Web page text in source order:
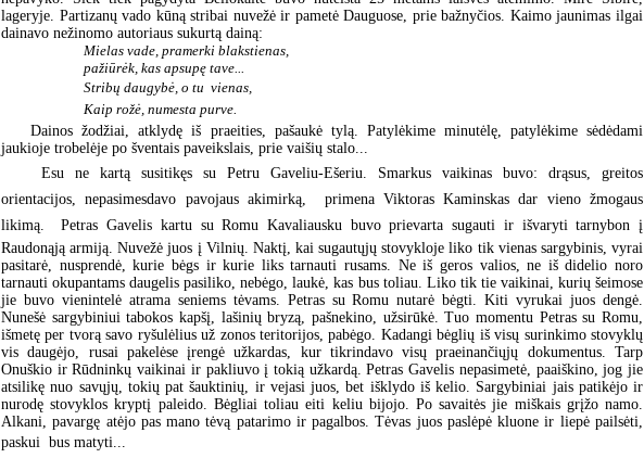
lageryje. Partizanų vado kūną stribai nuvežė ir pametė Dauguose, prie bažnyčios. Kaimo jaunimas ilgai
dainavo nežinomo autoriaus sukurtą dainą:
Mielas vade, pramerki blakstienas,
pažiūrėk, kas apsupę tave...
Stribų daugybė, o tu  vienas,
Kaip rožė, numesta purve.
Dainos žodžiai, atklydę iš praeities, pašaukė tylą. Patylėkime minutėlę, patylėkime sėdėdami
jaukioje trobelėje po šventais paveikslais, prie vaišių stalo...
 Esu ne kartą susitikęs su Petru Gaveliu-Ešeriu. Smarkus vaikinas buvo: drąsus, greitos
orientacijos, nepasimesdavo pavojaus akimirką,  primena Viktoras Kaminskas dar vieno žmogaus
likimą.  Petras Gavelis kartu su Romu Kavaliausku buvo prievarta sugauti ir išvaryti tarnybon į
Raudonąją armiją. Nuvežė juos į Vilnių. Naktį, kai sugautųjų stovykloje liko tik vienas sargybinis, vyrai
pasitarė, nusprendė, kurie bėgs ir kurie liks tarnauti rusams. Ne iš geros valios, ne iš didelio noro
tarnauti okupantams daugelis pasiliko, nebėgo, laukė, kas bus toliau. Liko tik tie vaikinai, kurių šeimose
jie buvo vienintelė atrama seniems tėvams. Petras su Romu nutarė bėgti. Kiti vyrukai juos dengė.
Nunešė sargybiniui tabokos kapšį, lašinių bryzą, pašnekino, užsirūkė. Tuo momentu Petras su Romu,
išmetę per tvorą savo ryšulėlius už zonos teritorijos, pabėgo. Kadangi bėglių iš visų surinkimo stovyklų
vis daugėjo, rusai pakelėse įrengė užkardas, kur tikrindavo visų praeinančiųjų dokumentus. Tarp
Onuškio ir Rūdninkų vaikinai ir pakliuvo į tokią užkardą. Petras Gavelis nepasimetė, paaiškino, jog jie
atsilikę nuo savųjų, tokių pat šauktinių, ir vejasi juos, bet išklydo iš kelio. Sargybiniai jais patikėjo ir
nurodę stovyklos kryptį paleido. Bėgliai toliau eiti keliu bijojo. Po savaitės jie miškais grįžo namo.
Alkani, pavargę atėjo pas mano tėvą patarimo ir pagalbos. Tėvas juos paslėpė kluone ir liepė pailsėti,
paskui  bus matyti...